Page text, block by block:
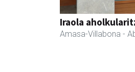
Iraola
Amasa-Villabona -